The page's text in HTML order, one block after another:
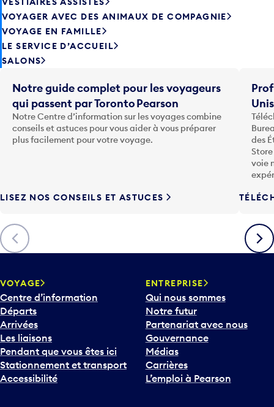
VOYAGER AVEC DES ANIMAUX DE COMPAGNIE
VOYAGE EN FAMILLE
LE SERVICE D’ACCUEIL
SALONS
Précédent
Notre guide complet pour les voyageurs
qui passent par Toronto Pearson
Notre Centre d’information sur les voyages combine
conseils et astuces pour vous aider à vous préparer
plus facilement pour votre voyage.
LISEZ NOS CONSEILS ET ASTUCES
des
voie
VOYAGE
Centre d’information
Départs
Arrivées
Les liaisons
Pendant que vous êtes ici
Stationnement et transport
Accessibilité
ENTREPRISE
Qui nous sommes
Notre futur
Partenariat avec nous
Gouvernance
Médias
Carrières
L’emploi à Pearson